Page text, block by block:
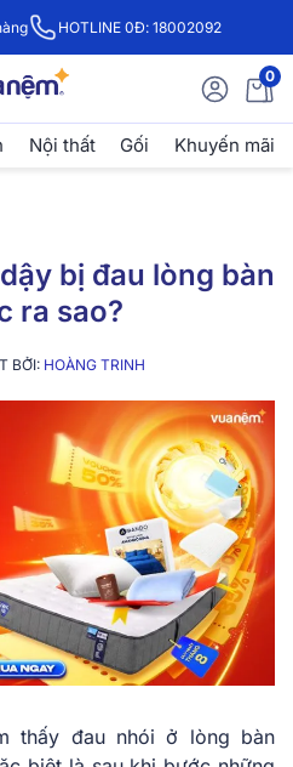
HOTLINE 0Đ: 18002092
0
Nội thất Gối Khuyến mãi
bị đau lòng bàn
ra sao?
BỞI: HOÀNG TRINH
thấy đau nhói ở lòng bàn